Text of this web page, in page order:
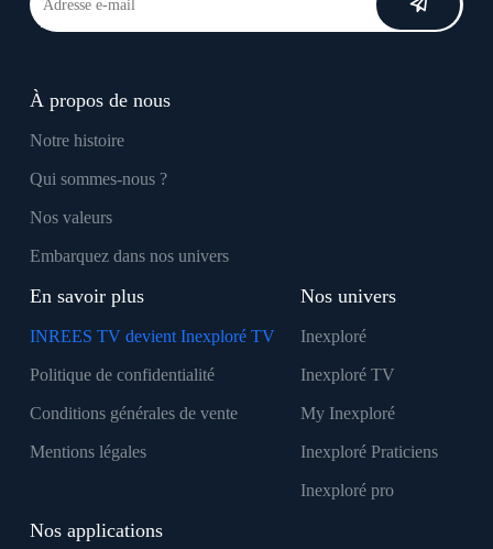
À propos de nous
Notre histoire
Qui sommes-nous ?
Nos valeurs
Embarquez dans nos univers
En savoir plus
INREES TV devient Inexploré TV
Politique de confidentialité
Conditions générales de vente
Mentions légales
Nos univers
Inexploré
Inexploré TV
My Inexploré
Inexploré Praticiens
Inexploré pro
Nos applications